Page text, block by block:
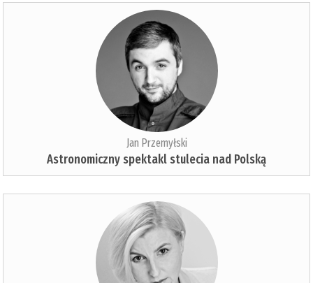
Jan Przemyłski
Astronomiczny spektakl stulecia nad Polską